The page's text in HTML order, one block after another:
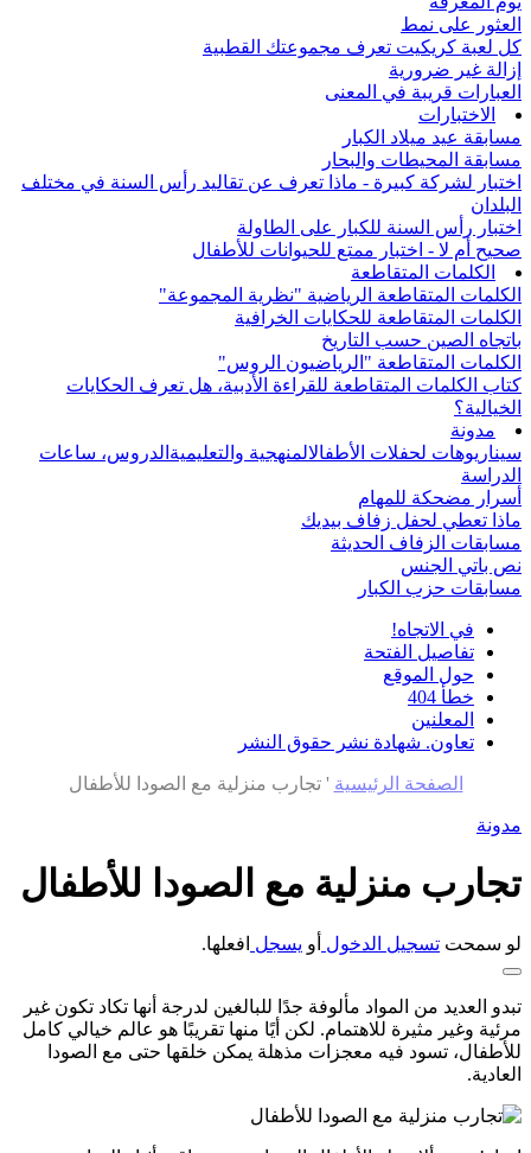
العثور على نمط
كل لعبة كريكيت تعرف مجموعتك القطبية
إزالة غير ضرورية
العبارات قريبة في المعنى
الاختبارات
مسابقة عيد ميلاد الكبار
مسابقة المحيطات والبحار
اختبار لشركة كبيرة - ماذا تعرف عن تقاليد رأس السنة في مختلف
البلدان
اختبار رأس السنة للكبار على الطاولة
صحيح أم لا - اختبار ممتع للحيوانات للأطفال
الكلمات المتقاطعة
الكلمات المتقاطعة الرياضية "نظرية المجموعة"
الكلمات المتقاطعة للحكايات الخرافية
باتجاه الصين حسب التاريخ
الكلمات المتقاطعة "الرياضيون الروس"
كتاب الكلمات المتقاطعة للقراءة الأدبية، هل تعرف الحكايات
الخيالية؟
مدونة
سيناريوهات لحفلات الأطفالالمنهجية والتعليمية الدروس، ساعات
الدراسة
أسرار مضحكة للمهام
ماذا تعطي لحفل زفاف بيديك
مسابقات الزفاف الحديثة
نص باتي الجنس
مسابقات حزب الكبار
في الاتجاه!
تفاصيل الفتحة
حول الموقع
خطأ 404
المعلنين
تعاون. شهادة نشر حقوق النشر
الصفحة الرئيسية 'تجارب منزلية مع الصودا للأطفال
مدونة
تجارب منزلية مع الصودا للأطفال
لو سمحت تسجيل الدخول أو يسجل افعلها.
تبدو العديد من المواد مألوفة جدًا للبالغين لدرجة أنها تكاد تكون غير
مرئية وغير مثيرة للاهتمام. لكن أيًا منها تقريبًا هو عالم خيالي كامل
للأطفال، تسود فيه معجزات مذهلة يمكن خلقها حتى مع الصودا
العادية.